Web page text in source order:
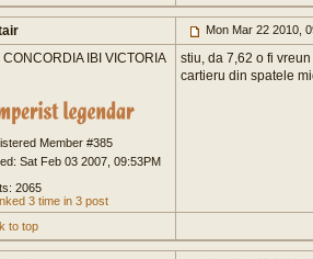
Mon Mar 22 2010,
CONCORDIA IBI VICTORIA
Member #385
Sat Feb 03 2007, 09:53PM
2065
3 time in 3 post
stiu, da 7,62 o fi
cartieru din spatele
to top